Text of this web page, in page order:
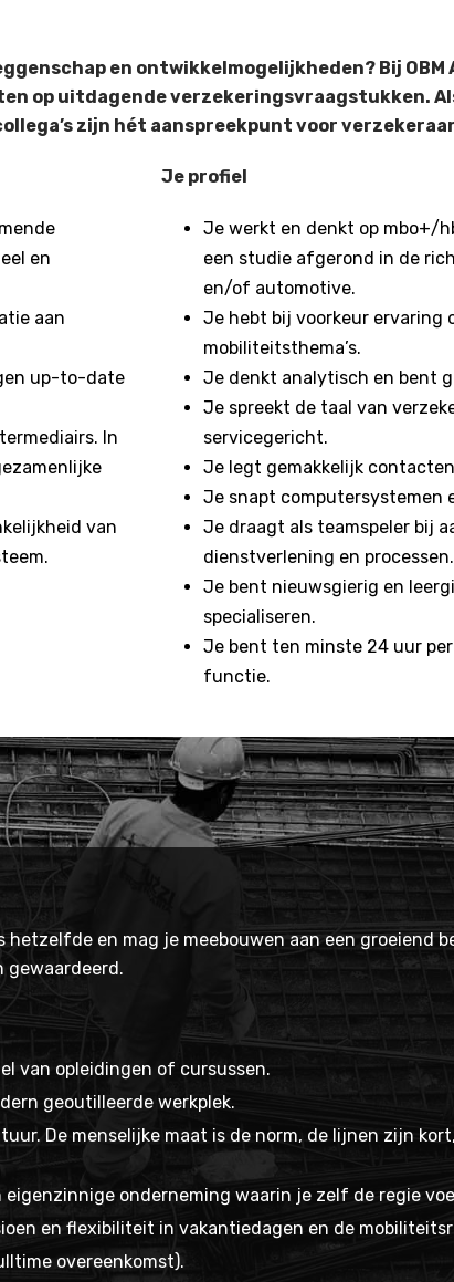
en ontwikkelmogelijkheden? Bij OBM
op uitdagende verzekeringsvraagstukken.
zijn hét aanspreekpunt voor
en
aan
up-to-date
In
van
Je profiel
Je werkt en denkt op mbo+/
een studie afgerond in de
en/of automotive.
Je hebt bij voorkeur
mobiliteitsthema’s.
Je denkt analytisch en bent
Je spreekt de taal van
servicegericht.
Je legt gemakkelijk
Je snapt computersystemen
Je draagt als teamspeler bij
dienstverlening en processen.
Je bent nieuwsgierig en
specialiseren.
Je bent ten minste 24 uur
functie.
hetzelfde en mag je meebouwen aan een groeiend
gewaardeerd.
van opleidingen of cursussen.
geoutilleerde werkplek.
De menselijke maat is de norm, de lijnen zijn
onderneming waarin je zelf de regie
en flexibiliteit in vakantiedagen en de
overeenkomst).